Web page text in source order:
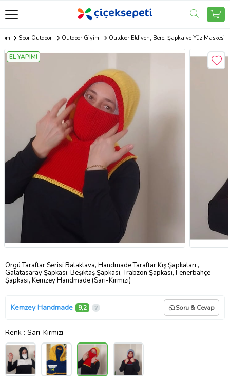
Spor Outdoor Outdoor Giyim Outdoor Eldiven, Bere, Şapka ve Yüz Maskesi
EL YAPIMI
Örgü Taraftar Serisi Balaklava, Handmade Taraftar Kış Şapkaları ,
Galatasaray Şapkası, Beşiktaş Şapkası, Trabzon Şapkası, Fenerbahçe
Şapkası, Kemzey Handmade (Sarı-Kırmızı)
Kemzey Handmade 9,2 Soru & Cevap
Renk : Sarı-Kırmızı